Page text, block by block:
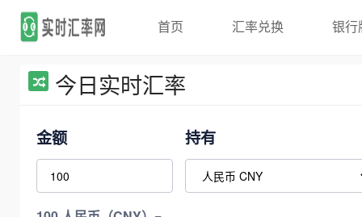
首页 汇率兑换 银行
今日实时汇率
金额 持有